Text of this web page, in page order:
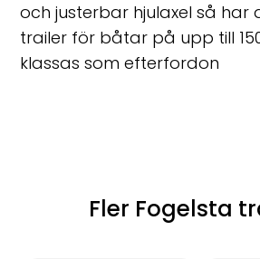
och justerbar hjulaxel så har
trailer för båtar på upp till
klassas som efterfordon
Fler Fogelsta